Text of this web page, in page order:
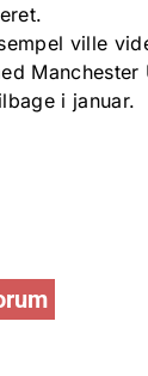
ville
Manchester
i januar.